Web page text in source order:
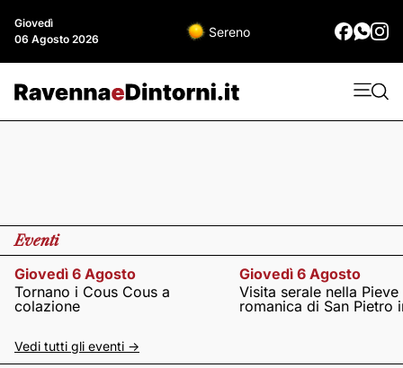
Giovedì
06 Agosto 2026
Sereno
Eventi
Giovedì 6 Agosto
Tornano i Cous Cous a
colazione
Giovedì 6 Agosto
Visita serale nella Pieve
romanica di San Pietro
Vedi tutti gli eventi ->